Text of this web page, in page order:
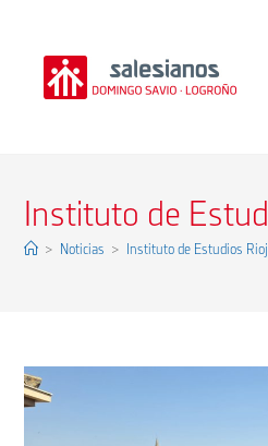
contenido
Instituto de
> Noticias > Instituto de Estudios